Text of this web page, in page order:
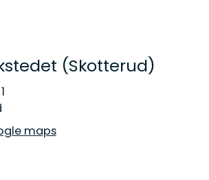
(Skotterud)
maps